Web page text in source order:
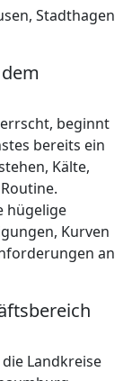
Stadthagen
beginnt
bereits ein
Kälte,
hügelige
Kurven
an
Landkreise